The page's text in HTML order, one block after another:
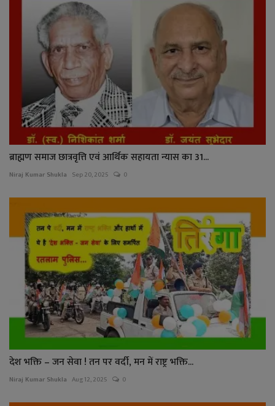
ब्राह्मण समाज छात्रवृत्ति एवं आर्थिक सहायता न्यास का 31...
Niraj Kumar Shukla Sep 20, 2025 0
देश भक्ति – जन सेवा ! तन पर वर्दी, मन में राष्ट्र भक्ति...
Niraj Kumar Shukla Aug 12, 2025 0